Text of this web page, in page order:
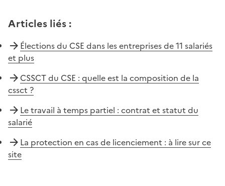
Articles liés :
Élections du CSE dans les entreprises de 11 salariés
et plus
CSSCT du CSE : quelle est la composition de la
cssct ?
Le travail à temps partiel : contrat et statut du
salarié
La protection en cas de licenciement : à lire sur ce
site